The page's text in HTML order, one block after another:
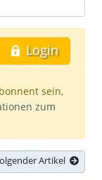
Login
sein,
zum
Artikel